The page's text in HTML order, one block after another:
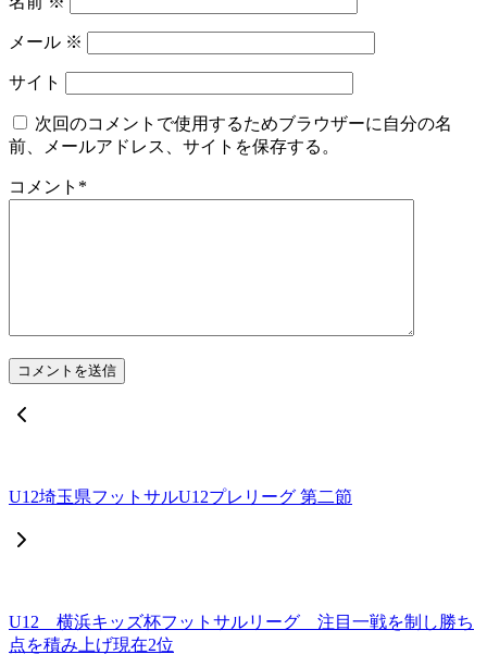
メール ※
サイト
次回のコメントで使用するためブラウザーに自分の名
前、メールアドレス、サイトを保存する。
コメント *
U12埼玉県フットサルU12プレリーグ 第二節
U12 横浜キッズ杯フットサルリーグ 注目一戦を制し勝ち
点を積み上げ現在2位